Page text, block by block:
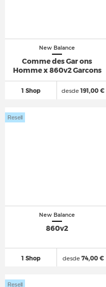
New Balance
Comme des Gar ons
Homme x 860v2 Garcons
1 Shop desde191,00 €
New Balance
860v2
1 Shop
Resell
desde74,00 €
Resell